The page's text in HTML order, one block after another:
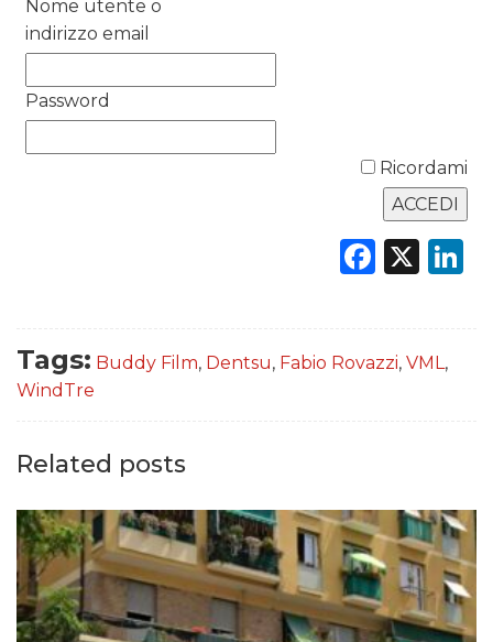
RICERCHE
Nome utente o
indirizzo email
Password
Ricordami
X
Tags: Buddy Film, Dentsu, Fabio Rovazzi, VML,
WindTre
Related posts